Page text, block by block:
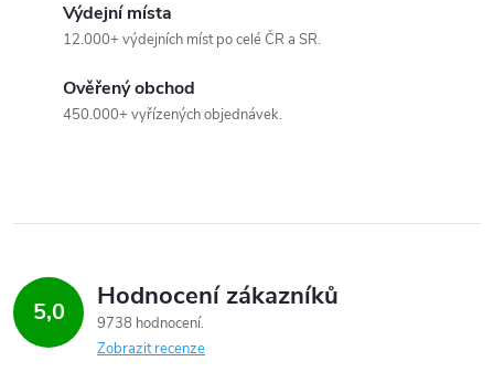
Výdejní místa
12.000+ výdejních míst po celé ČR a SR.
Ověřený obchod
450.000+ vyřízených objednávek.
5,0 Hodnocení zákazníků
9738 hodnocení
Zobrazit recenze